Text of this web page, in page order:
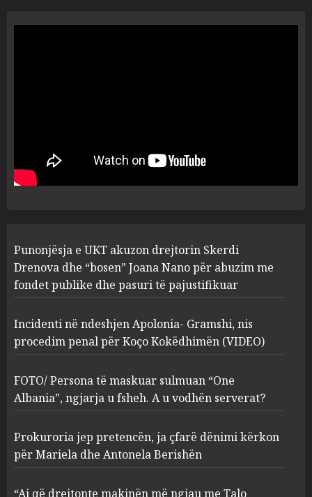
4
Mariela dhe Antonela
Berishën
MARCH 25, 2025
5
ngjau me Talo Çelën”,
dëshmia e Nuredin Dumanit
flet për PERSONAT që e
plagosën!
Punonjësja e UKT akuzon drejtorin Skerdi
Drenova dhe “bosen” Joana Nano për abuzim me
fondet publike dhe pasuri të pajustifikuar
Incidenti në ndeshjen Apolonia- Gramshi, nis
procedim penal për Koço Kokëdhimën (VIDEO)
FOTO/ Persona të maskuar sulmuan “One
Albania”, ngjarja u fsheh. A u vodhën serverat?
Prokuroria jep pretencën, ja çfarë dënimi kërkon
për Mariela dhe Antonela Berishën
“Ai që drejtonte makinën më ngjau me Talo